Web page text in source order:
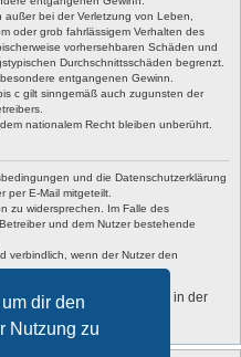
dir den
Nutzung zu
bei der Verletzung von Leben,
oder grob fahrlässigem Verhalten des
vorhersehbaren Schäden und
Durchschnittsschäden begrenzt.
entgangenen Gewinn.
c gilt sinngemäß auch zugunsten der
nationalem Recht bleiben unberührt.
und die Datenschutzerklärung
per E-Mail mitgeteilt.
zu widersprechen. Im Falle des
und dem Nutzer bestehende
verbindlich, wenn der Nutzer den
persönlichen Daten sind in der